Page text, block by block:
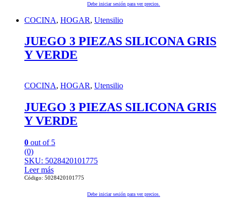
Debe iniciar sesión para ver precios.
COCINA, HOGAR, Utensilio
JUEGO 3 PIEZAS SILICONA GRIS
Y VERDE
COCINA, HOGAR, Utensilio
JUEGO 3 PIEZAS SILICONA GRIS
Y VERDE
0 out of 5
(0)
SKU: 5028420101775
Leer más
Código: 5028420101775
Debe iniciar sesión para ver precios.